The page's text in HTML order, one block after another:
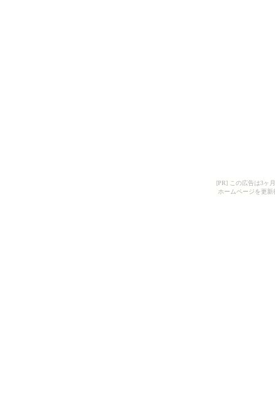
[PR] この広告は3ヶ
ホームページを更